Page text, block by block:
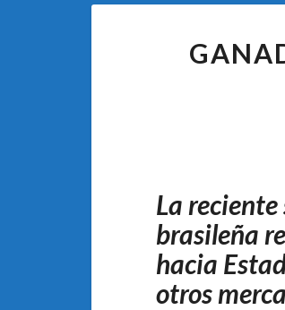
La reciente
brasileña
hacia
otros